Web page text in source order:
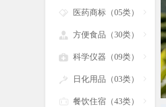

 医药商标（05类）

 方便食品（30类）

 科学仪器（09类）

 日化用品（03类）

 餐饮住宿（43类）